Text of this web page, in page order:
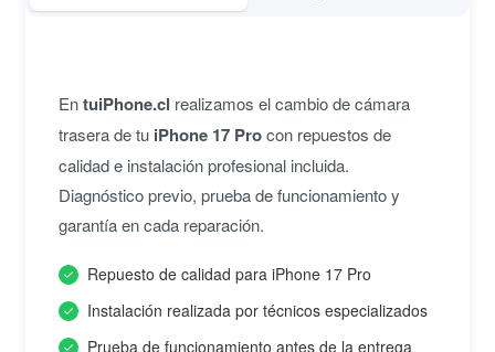
EntuiPhone.cl realizamos el cambio de cámara
trasera de tu iPhone 17 Procon repuestos de
calidad e instalación profesional incluida.
Diagnóstico previo, prueba de funcionamiento y
garantía en cada reparación.
Repuesto de calidad para iPhone 17 Pro
Instalación realizada por técnicos especializados
Prueba de funcionamiento antes de la entrega